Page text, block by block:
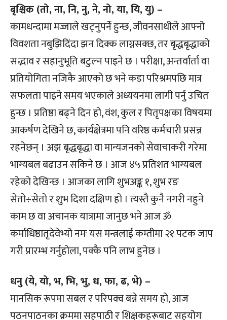
बृश्चिक (तो, ना, नि, नु, ने, नो, या, यि, यु) –
कामधन्दामा मज्जाले खट्नुपर्ने हुन्छ, जीवनसाथीले आफ्नो
विवशता नबुझिदिंदा झन दिक्क लाग्नसक्छ, तर बृद्धबृद्धाको
सद्भाव र सहानुभूति बटुल्न पाइने छ । परीक्षा, अन्तर्वार्ता वा
प्रतियोगिता नजिकै आएको छ भने कडा परिश्रमपछि मात्र
सफलता पाइने समय भएकाले अध्ययनमा लागी पर्नु उचित
हुन्छ । प्रतिष्ठा बढ्ने दिन हो, वंश, कुल र पितृपक्षका विषयमा
आकर्षण देखिने छ, कार्यक्षेत्रमा पनि वरिष्ठ कर्मचारी प्रसन्न
रहनेछन् । अझ बृद्धबृद्धा वा मान्यजनको सेवाचाकरी गरेमा
भाग्यबल बढाउन सकिने छ । आज ४५ प्रतिशत भाग्यबल
रहेको देखिन्छ । आजका लागि शुभअङ्क १, शुभ रङ
सेतो÷सेतो र शुभ दिशा दक्षिण हो । त्यस्तै कुनै नगरी नहुने
काम छ वा अचानक यात्रामा जानुछ भने आज ॐ
कर्माधिष्ठातृदेवेभ्यो नमः यस मन्त्रलाई कम्तीमा २१ पटक जाप
गरी प्रारम्भ गर्नुहोला, पक्कै पनि लाभ हुनेछ ।
धनु (ये, यो, भ, भि, भु, ध, फा, ढ, भे) –
मानसिक रूपमा सबल र परिपक्व बन्ने समय हो, आज
पठनपाठनका क्रममा सहपाठी र शिक्षकहरूबाट सहयोग